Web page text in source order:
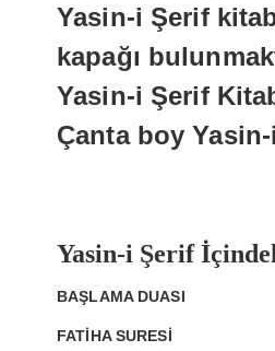
Yasin-i Şerif
kapağı
Yasin-i Şerif
Çanta boy
Yasin-i Şerif
BAŞLAMA DUASI
FATİHA SURESİ
Yorum